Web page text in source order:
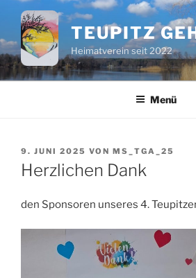
Inhalt
springen
TEUPITZ
Heimatverein seit 2022
Menü
VERÖFFENTLICHT
AM
9. JUNI 2025 VON MS_TGA_25
Herzlichen Dank
den Sponsoren unseres 4.